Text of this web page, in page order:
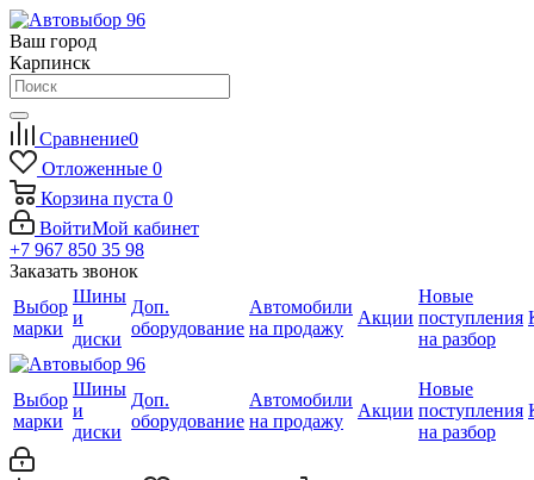
Ваш город
Карпинск
Сравнение0
Отложенные 0
Корзина пуста 0
ВойтиМой кабинет
+7 967 850 35 98
Заказать звонок
Выбор
марки
Шины
и
диски
Доп.
оборудование
Автомобили
на продажу
Акции
Новые
поступления
на разбор
Выбор
марки
Шины
и
диски
Доп.
оборудование
Автомобили
на продажу
Акции
Новые
поступления
на разбор